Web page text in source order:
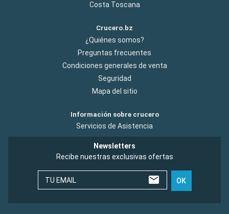
Costa Toscana
Crucero.bz
¿Quiénes somos?
Preguntas frecuentes
Condiciones generales de venta
Seguridad
Mapa del sitio
Información sobre crucero
Servicios de Asistencia
Newsletters
Recibe nuestras exclusivas ofertas
TU EMAIL OK